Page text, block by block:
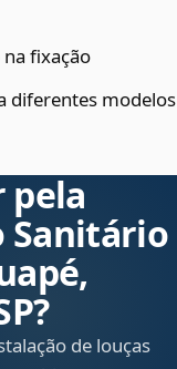
fixação
diferentes modelos
pela
Sanitário
de louças